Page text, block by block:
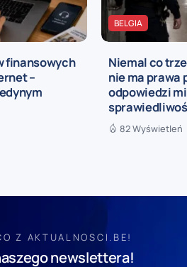
finansowych
–
BELGIA
Niemal co
nie ma prawa
odpowiedzi
82 Wyświetleń
Z AKTUALNOSCI.BE!
newslettera!